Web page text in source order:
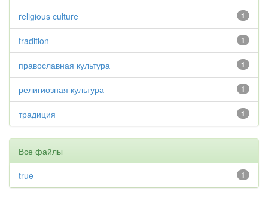
1
religious culture
1
tradition
1
православная культура
1
религиозная культура
1
традиция
Все файлы
1
true